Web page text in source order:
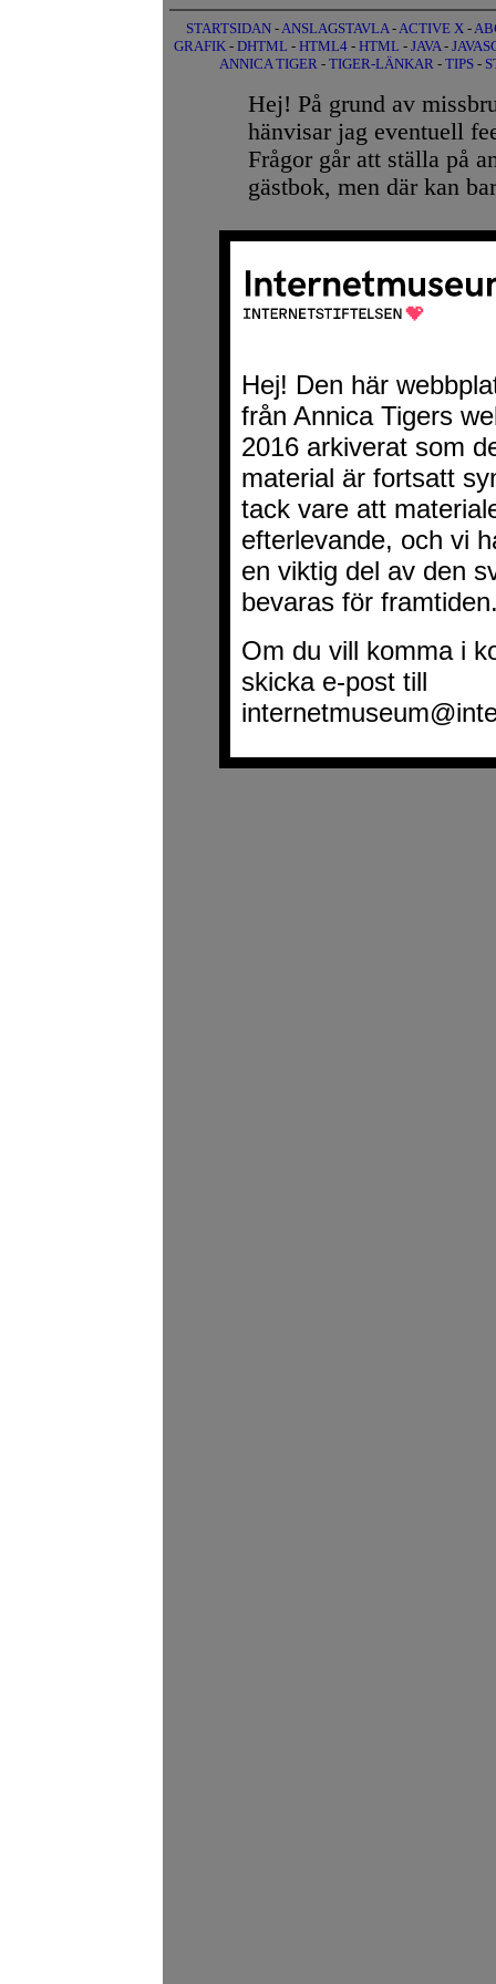
STARTSIDAN-ANSLAGSTAVLA-ACTIVE X-
GRAFIK- DHTML - HTML4- HTML - JAVA-
ANNICA TIGER - TIGER-LÄNKAR - TIPS -
Hej! På grund av
hänvisar jag eventuell
Frågor går att ställa på
gästbok, men där kan